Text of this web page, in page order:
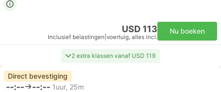
USD 113
Inclusief belastingen voertuig, alles incl.
Nu boeken
2 extra klassen vanaf USD 119
Direct bevestiging
--:-- --:-- 1uur, 25m